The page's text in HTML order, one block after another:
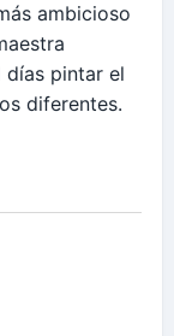
ambicioso
días pintar el
diferentes.